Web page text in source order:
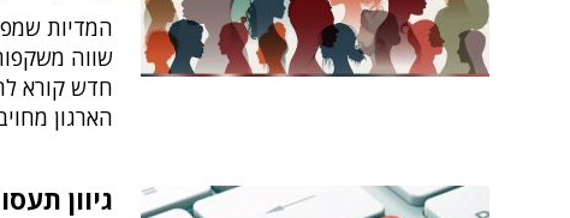
המדיות
שווה
חדש קורא
הארגון
גיוון